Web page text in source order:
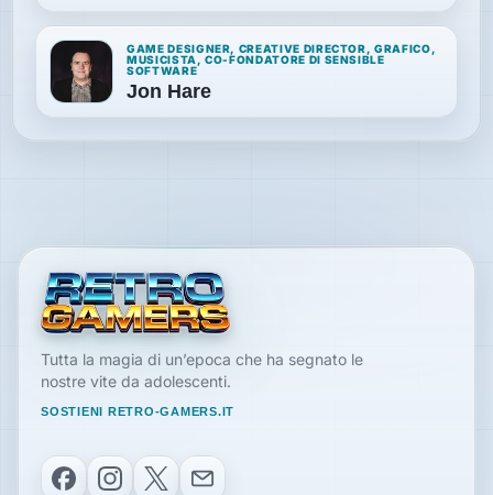
GAME DESIGNER, CREATIVE DIRECTOR, GRAFICO,
MUSICISTA, CO-FONDATORE DI SENSIBLE
SOFTWARE
Jon Hare
Tutta la magia di un’epoca che ha segnato le
nostre vite da adolescenti.
SOSTIENI RETRO-GAMERS.IT
FacebookInstagram
X Email